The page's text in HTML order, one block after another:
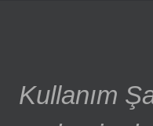
Kullanım